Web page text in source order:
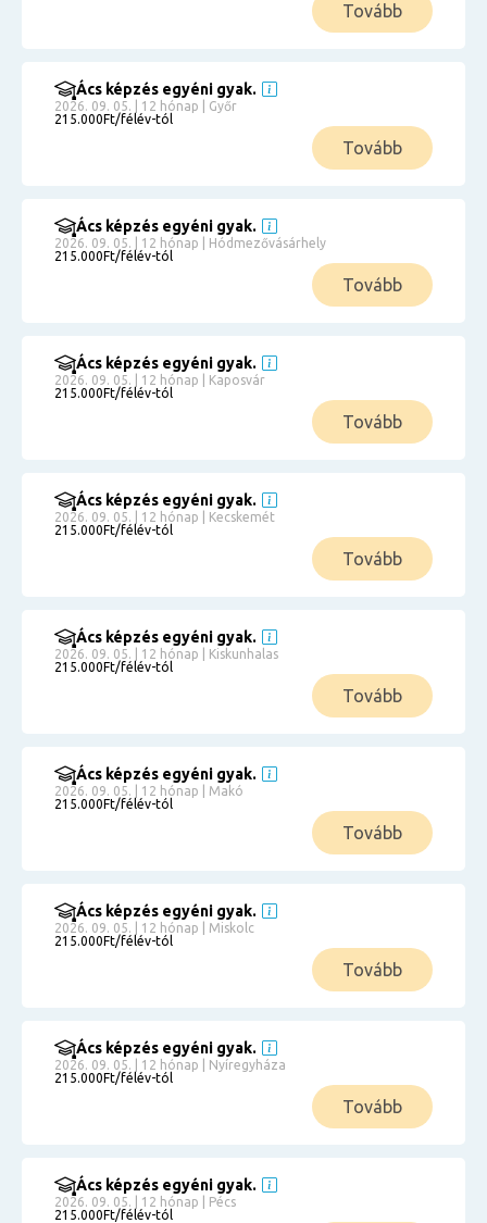
Tovább
Ács képzés egyéni gyak.
2026. 09. 05. | 12 hónap | Győr
215.000Ft/félév-tól
Tovább
Ács képzés egyéni gyak.
2026. 09. 05. | 12 hónap | Hódmezővásárhely
215.000Ft/félév-tól
Tovább
Ács képzés egyéni gyak.
2026. 09. 05. | 12 hónap | Kaposvár
215.000Ft/félév-tól
Tovább
Ács képzés egyéni gyak.
2026. 09. 05. | 12 hónap | Kecskemét
215.000Ft/félév-tól
Tovább
Ács képzés egyéni gyak.
2026. 09. 05. | 12 hónap | Kiskunhalas
215.000Ft/félév-tól
Tovább
Ács képzés egyéni gyak.
2026. 09. 05. | 12 hónap | Makó
215.000Ft/félév-tól
Tovább
Ács képzés egyéni gyak.
2026. 09. 05. | 12 hónap | Miskolc
215.000Ft/félév-tól
Tovább
Ács képzés egyéni gyak.
2026. 09. 05. | 12 hónap | Nyíregyháza
215.000Ft/félév-tól
Tovább
Ács képzés egyéni gyak.
2026. 09. 05. | 12 hónap | Pécs
215.000Ft/félév-tól